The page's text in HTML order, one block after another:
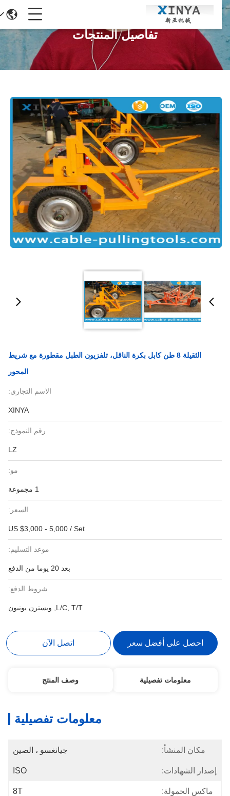
تفاصيل المنتجات
الثقيلة 8 طن كابل بكرة الناقل، تلفزيون الطبل مقطورة مع شريط
المحور
الاسم التجاري:
XINYA
رقم النموذج:
LZ
مو:
السعر:
US $3,000 - 5,000 / Set
موعد التسليم:
بعد 20 يوما من الدفع
شروط الدفع:
L/C, T/T, ويسترن يونيون
احصل على أفضل سعر اتصل الآن
معلومات تفصيلية وصف المنتج
معلومات تفصيلية
مكان المنشأ: جيانغسو ، الصين
إصدار الشهادات: ISO
ماكس الحمولة: 8T